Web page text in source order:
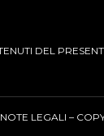
DEL
NOTE LEGALI –